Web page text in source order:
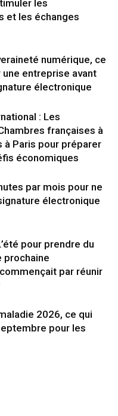
les
et les échanges
numérique, ce
entreprise avant
électronique
: Les
françaises à
à Paris pour préparer
économiques
par mois pour ne
électronique
pour prendre du
prochaine
par réunir
2026, ce qui
pour les